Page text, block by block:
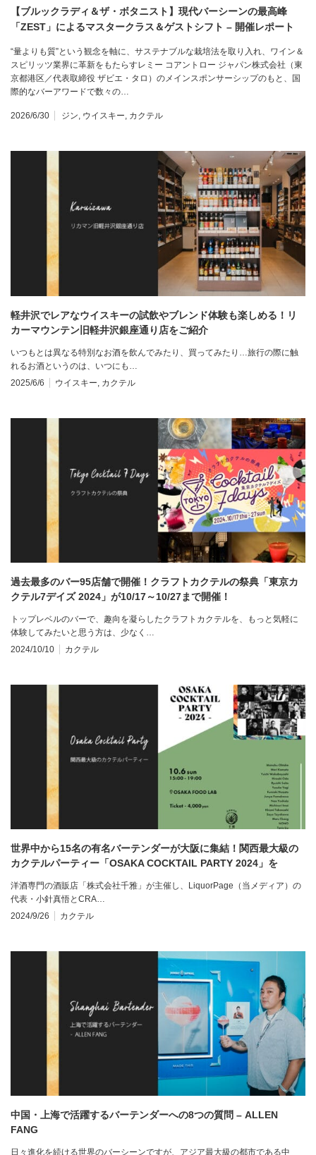
【ブルックラディ＆ザ・ボタニスト】現代バーシーンの最高峰
「ZEST」によるマスタークラス＆ゲストシフト – 開催レポート
“量よりも質”という観念を軸に、サステナブルな栽培法を取り入れ、ワイン＆
スピリッツ業界に革新をもたらすレミー コアントロー ジャパン株式会社（東
京都港区／代表取締役 ザビエ・タロ）のメインスポンサーシップのもと、国
際的なバーアワードで数々の…
2026/6/30 ジン, ウイスキー, カクテル
軽井沢でレアなウイスキーの試飲やブレンド体験も楽しめる！リ
カーマウンテン旧軽井沢銀座通り店をご紹介
いつもとは異なる特別なお酒を飲んでみたり、買ってみたり…旅行の際に触
れるお酒というのは、いつにも…
2025/6/6
ウイスキー カクテル
過去最多のバー95店舗で開催！クラフトカクテルの祭典「東京カ
クテル7デイズ 2024」が10/17～10/27まで開催！
トップレベルのバーで、趣向を凝らしたクラフトカクテルを、もっと気軽に
体験してみたいと思う方は、少なく…
2024/10/10
カクテル
世界中から15名の有名バーテンダーが大阪に集結！関西最大級の
カクテルパーティー「OSAKA COCKTAIL PARTY 2024」を
洋酒専門の酒販店「株式会社千雅」が主催し、LiquorPage（当メディア）の
代表・小針真悟とCRA…
2024/9/26
カクテル
中国・上海で活躍するバーテンダーへの8つの質問 – ALLEN
FANG
日々進化を続ける世界のバーシーンですが、アジア最大級の都市である中